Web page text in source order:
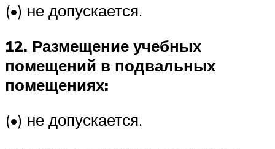
(•) не допускается.
12. Размещение учебных
помещений в подвальных
помещениях:
(•) не допускается.